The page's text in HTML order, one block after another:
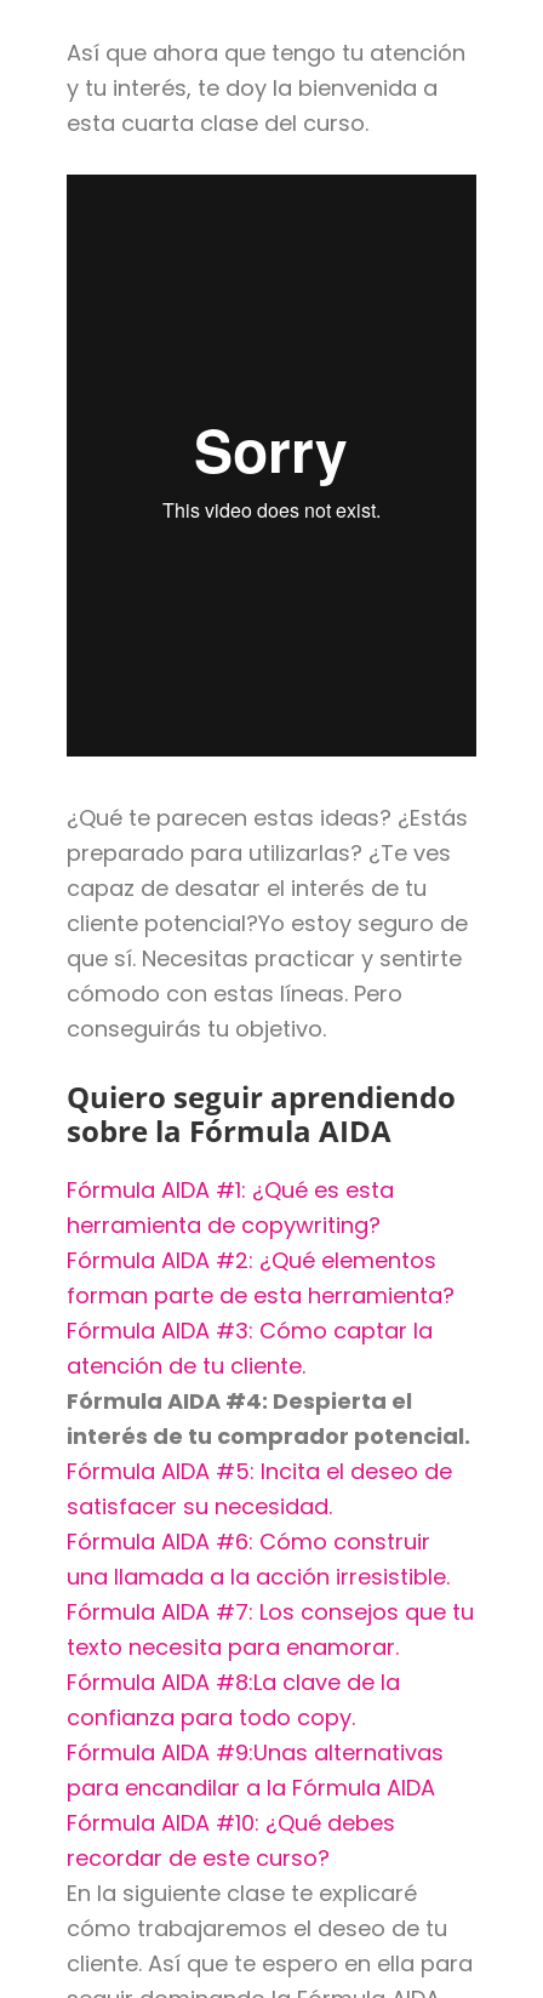
Así que ahora que tengo tu atención
y tu interés, te doy la bienvenida a
esta cuarta clase del curso.
¿Qué te parecen estas ideas? ¿Estás
preparado para utilizarlas? ¿Te ves
capaz de desatar el interés de tu
cliente potencial?Yo estoy seguro de
que sí. Necesitas practicar y sentirte
cómodo con estas líneas. Pero
conseguirás tu objetivo.
Quiero seguir aprendiendo
sobre la Fórmula AIDA
Fórmula AIDA #1: ¿Qué es esta
herramienta de copywriting?
Fórmula AIDA #2: ¿Qué elementos
forman parte de esta herramienta?
Fórmula AIDA #3: Cómo captar la
atención de tu cliente.
Fórmula AIDA #4: Despierta el
interés de tu comprador potencial.
Fórmula AIDA #5: Incita el deseo de
satisfacer su necesidad.
Fórmula AIDA #6: Cómo construir
una llamada a la acción irresistible.
Fórmula AIDA #7: Los consejos que tu
texto necesita para enamorar.
Fórmula AIDA #8:La clave de la
confianza para todo copy.
Fórmula AIDA #9:Unas alternativas
para encandilar a la Fórmula AIDA
Fórmula AIDA #10: ¿Qué debes
recordar de este curso?
En la siguiente clase te explicaré
cómo trabajaremos el deseo de tu
cliente. Así que te espero en ella para